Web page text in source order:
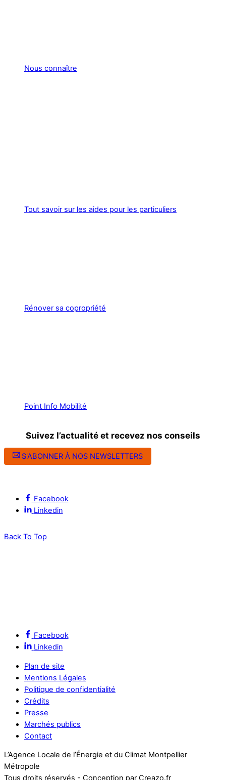
Nous connaître
Tout savoir sur les aides pour les particuliers
Rénover sa copropriété
Point Info Mobilité
Suivez l’actualité et recevez nos conseils
S'ABONNER À NOS NEWSLETTERS
Facebook
Linkedin
Back To Top
Facebook
Linkedin
Plan de site
Mentions Légales
Politique de confidentialité
Crédits
Presse
Marchés publics
Contact
L’Agence Locale de l’Énergie et du Climat Montpellier
Métropole
Tous droits réservés - Conception par Creazo.fr